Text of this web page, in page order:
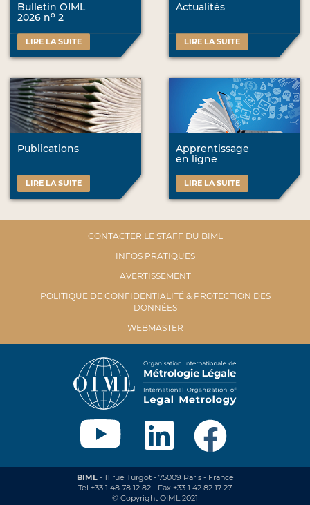
Bulletin OIML
2026 no 2
LIRE LA SUITE
Actualités
LIRE LA SUITE
Publications
LIRE LA SUITE
Apprentissage
en ligne
LIRE LA SUITE
CONTACTER LE STAFF DU BIML
INFOS PRATIQUES
AVERTISSEMENT
POLITIQUE DE CONFIDENTIALITÉ & PROTECTION DES
DONNÉES
WEBMASTER
BIML- 11 rue Turgot - 75009 Paris - France
Tel +33 1 48 78 12 82 - Fax +33 1 42 82 17 27
© Copyright OIML 2021